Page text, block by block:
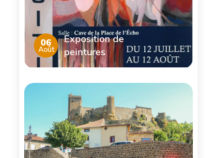
06
Août
Exposition de
peintures